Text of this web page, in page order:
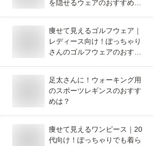
を隠せるウェアのおすすめ
痩せて見えるゴルフウェア｜
レディース向け！ぽっちゃり
さんのゴルフウェアのおすす
足太さんに！ウォーキング用
のスポーツレギンスのおすす
めは？
痩せて見えるワンピース｜20
代向け！ぽっちゃりでも着ら